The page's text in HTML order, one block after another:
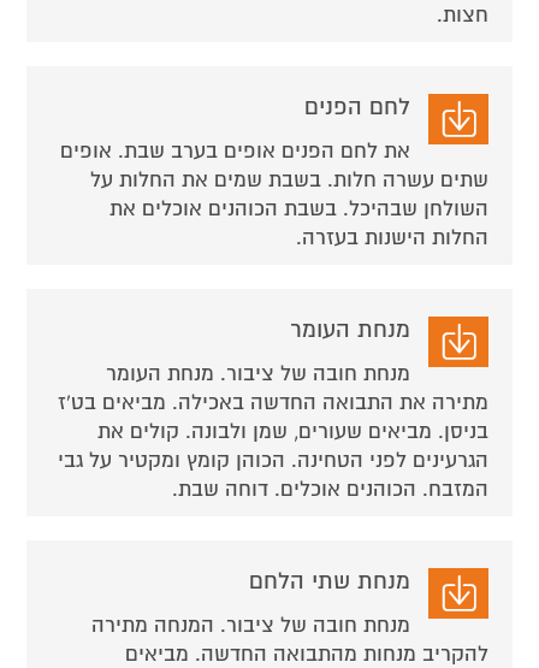
חצות.
לחם הפנים
את לחם הפנים אופים בערב שבת. אופים
שתים עשרה חלות. בשבת שמים את החלות על
השולחן שבהיכל. בשבת הכוהנים אוכלים את
החלות הישנות בעזרה.
מנחת העומר
מנחת חובה של ציבור. מנחת העומר
מתירה את התבואה החדשה באכילה. מביאים בט'ז
בניסן. מביאים שעורים, שמן ולבונה. קולים את
הגרעינים לפני הטחינה. הכוהן קומץ ומקטיר על גבי
המזבח. הכוהנים אוכלים. דוחה שבת.
מנחת שתי הלחם
מנחת חובה של ציבור. המנחה מתירה
להקריב מנחות מהתבואה החדשה. מביאים